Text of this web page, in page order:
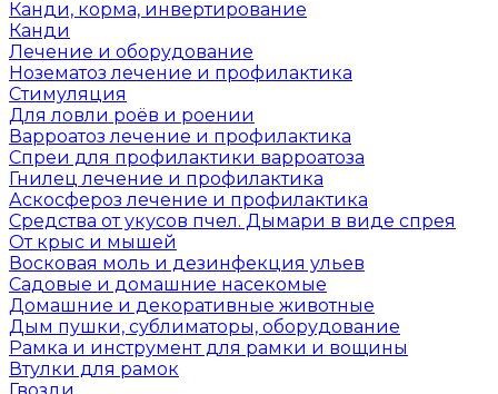
Канди, корма, инвертирование
Канди
Лечение и оборудование
Нозематоз лечение и профилактика
Стимуляция
Для ловли роёв и роении
Варроатоз лечение и профилактика
Спреи для профилактики варроатоза
Гнилец лечение и профилактика
Аскосфероз лечение и профилактика
Средства от укусов пчел. Дымари в виде спрея
От крыс и мышей
Восковая моль и дезинфекция ульев
Садовые и домашние насекомые
Домашние и декоративные животные
Дым пушки, сублиматоры, оборудование
Рамка и инструмент для рамки и вощины
Втулки для рамок